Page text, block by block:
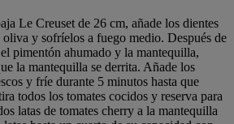
Le Creuset de 26 cm, añade los dientes
oliva y sofríelos a fuego medio. Después de
pimentón ahumado y la mantequilla,
la mantequilla se derrita. Añade los
y fríe durante 5 minutos hasta que
todos los tomates cocidos y reserva para
latas de tomates cherry a la mantequilla